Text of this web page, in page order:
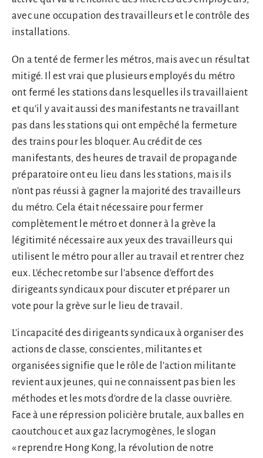
avec une occupation des travailleurs et le contrôle des
installations.
On a tenté de fermer les métros, mais avec un résultat
mitigé. Il est vrai que plusieurs employés du métro
ont fermé les stations dans lesquelles ils travaillaient
et qu’il y avait aussi des manifestants ne travaillant
pas dans les stations qui ont empêché la fermeture
des trains pour les bloquer. Au crédit de ces
manifestants, des heures de travail de propagande
préparatoire ont eu lieu dans les stations, mais ils
n’ont pas réussi à gagner la majorité des travailleurs
du métro. Cela était nécessaire pour fermer
complètement le métro et donner à la grève la
légitimité nécessaire aux yeux des travailleurs qui
utilisent le métro pour aller au travail et rentrer chez
eux. L’échec retombe sur l’absence d’effort des
dirigeants syndicaux pour discuter et préparer un
vote pour la grève sur le lieu de travail.
L’incapacité des dirigeants syndicaux à organiser des
actions de classe, conscientes, militantes et
organisées signifie que le rôle de l’action militante
revient aux jeunes, qui ne connaissent pas bien les
méthodes et les mots d’ordre de la classe ouvrière.
Face à une répression policière brutale, aux balles en
caoutchouc et aux gaz lacrymogènes, le slogan
« reprendre Hong Kong, la révolution de notre